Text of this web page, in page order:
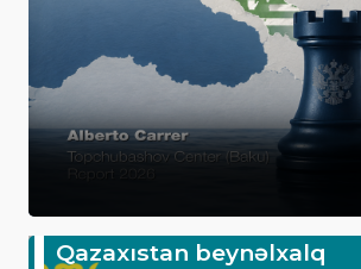
Qazaxıstan beynəlxalq